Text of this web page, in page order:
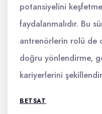
potansiyelini
faydalanmalıdır. Bu
antrenörlerin rolü de
doğru yönlendirme,
kariyerlerini
BETSAT